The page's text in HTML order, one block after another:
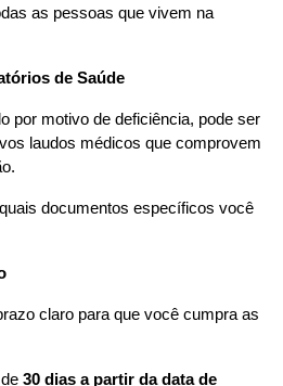
as pessoas que vivem na
de Saúde
por motivo de deficiência, pode ser
laudos médicos que comprovem
documentos específicos você
claro para que você cumpra as
30 dias a partir da data de